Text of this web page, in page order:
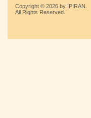
Copyright © 2026 by IPIRAN.
All Rights Reserved.